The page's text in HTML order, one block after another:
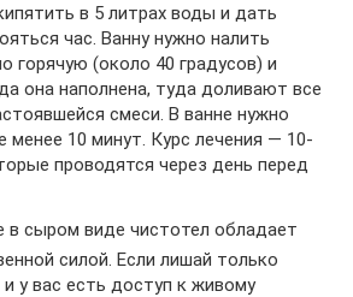
в 5 литрах воды и дать
час. Ванну нужно налить
горячую (около 40 градусов) и
она наполнена, туда доливают все
смеси. В ванне нужно
менее 10 минут. Курс лечения — 10-
проводятся через день перед
сыром виде чистотел обладает
силой. Если лишай только
и у вас есть доступ к живому